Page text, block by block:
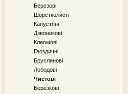
Березові
Шорстколисті
Капустяні
Дзвоникові
Клеомові
Гвоздичні
Бруслинові
Лободові
Чистові
Березкові